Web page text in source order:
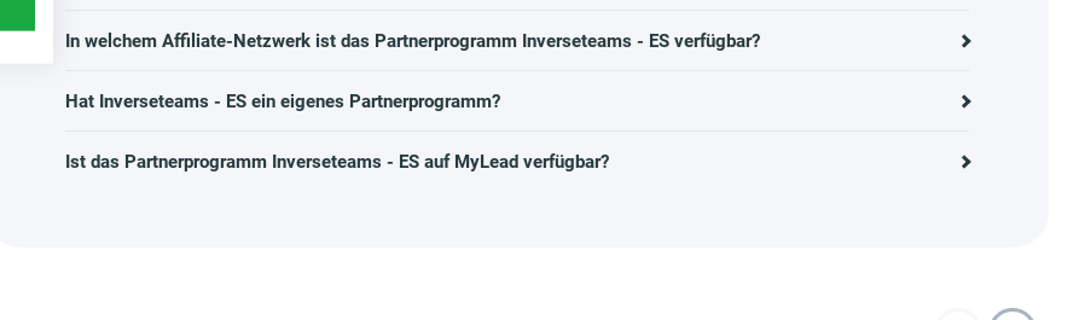
In welchem Affiliate-Netzwerk ist das Partnerprogramm Inverseteams - ES verfügbar?
Hat Inverseteams - ES ein eigenes Partnerprogramm?
Ist das Partnerprogramm Inverseteams - ES auf MyLead verfügbar?